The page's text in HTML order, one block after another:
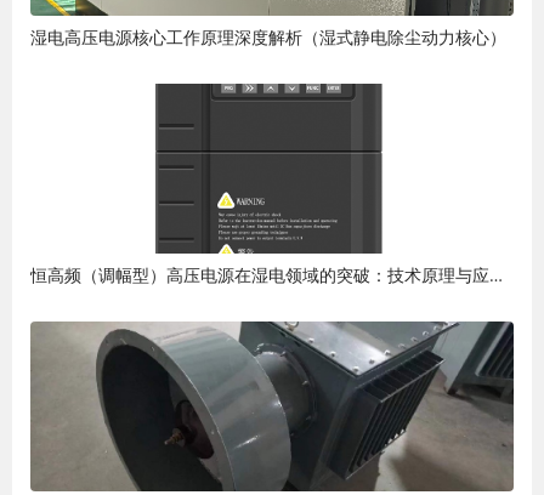
湿电高压电源核心工作原理深度解析（湿式静电除尘动力核心）
恒高频（调幅型）高压电源在湿电领域的突破：技术原理与应用优势